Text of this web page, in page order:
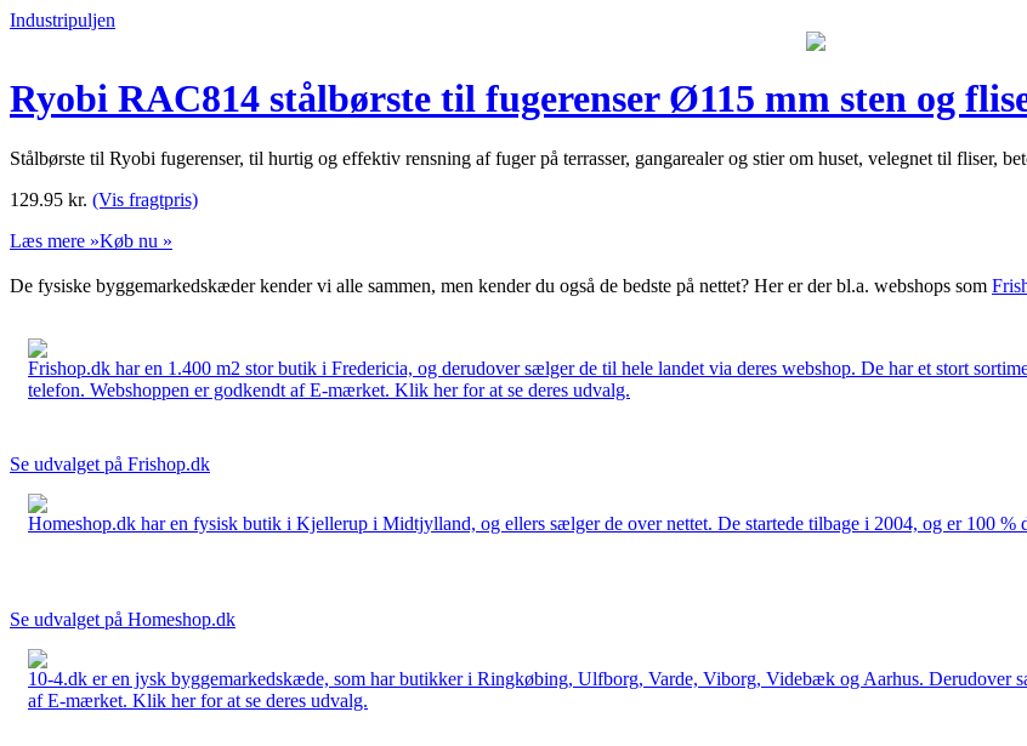
Industripuljen
Ryobi RAC814 stålbørste til fugerenser Ø115 mm sten og
Stålbørste til Ryobi fugerenser, til hurtig og effektiv rensning af fuger på terrasser, gangarealer og stier om huset, velegnet til fliser,
129.95 kr. (Vis fragtpris)
Læs mere »Køb nu »
De fysiske byggemarkedskæder kender vi alle sammen, men kender du også de bedste på nettet? Her er der bl.a. webshops som
Frishop.dk har en 1.400 m2 stor butik i Fredericia, og derudover sælger de til hele landet via deres webshop. De har et stort
telefon. Webshoppen er godkendt af E-mærket. Klik her for at se deres udvalg.
Se udvalget på Frishop.dk
Homeshop.dk har en fysisk butik i Kjellerup i Midtjylland, og ellers sælger de over nettet. De startede tilbage i 2004, og er 100 %
Se udvalget på Homeshop.dk
10-4.dk er en jysk byggemarkedskæde, som har butikker i Ringkøbing, Ulfborg, Varde, Viborg, Videbæk og Aarhus. Derudover
af E-mærket. Klik her for at se deres udvalg.